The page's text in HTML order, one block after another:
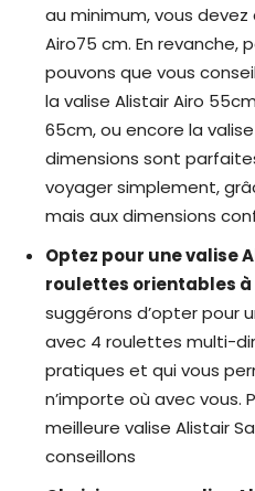
au minimum, vous devez
Airo75 cm. En revanche,
pouvons que vous
la valise Alistair Airo
65cm, ou encore la
dimensions sont
voyager simplement,
mais aux dimensions
Optez pour une valise
roulettes orientables à
suggérons d’opter pour
avec 4 roulettes multi-
pratiques et qui vous
n’importe où avec vous.
meilleure valise Alistair
conseillons